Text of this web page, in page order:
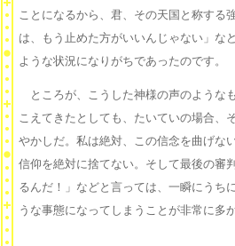
ことになるから、君、その天国と称する
は、もう止めた方がいいんじゃない」な
ような状況になりがちであったのです。
ところが、こうした神様の声のような
こえてきたとしても、たいていの場合、
やかしだ。私は絶対、この信念を曲げな
信仰を絶対に捨てない。そして最後の審
るんだ！」などと言っては、一瞬にうち
うな事態になってしまうことが非常に多